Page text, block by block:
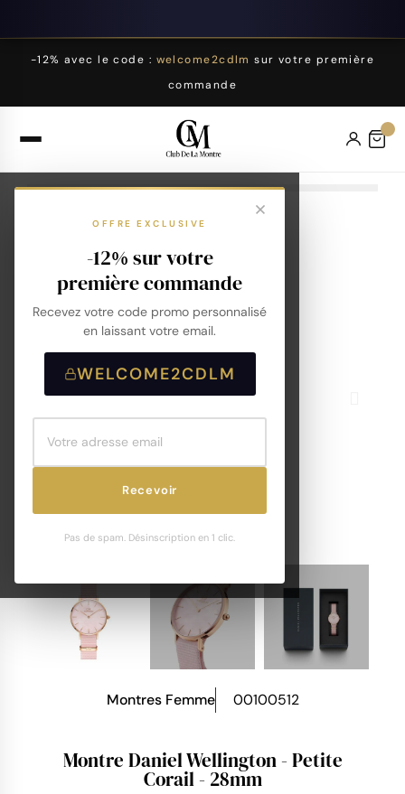
-12% avec le code : welcome2cdlm sur votre première
commande
OFFRE EXCLUSIVE
-12% sur votre
première commande
Recevez votre code promo personnalisé
en laissant votre email.
WELCOME2CDLM
Recevoir
Pas de spam. Désinscription en 1 clic.
Montres Femme 00100512
Montre Daniel Wellington - Petite
Corail - 28mm